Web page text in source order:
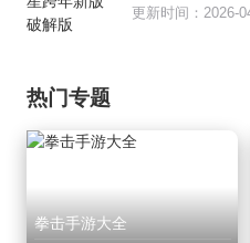
更新时间：2026-
热门专题
拳击手游大全